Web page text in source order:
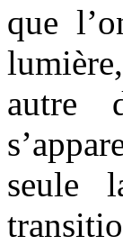
que
autre
seule